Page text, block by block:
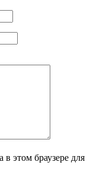
этом браузере для